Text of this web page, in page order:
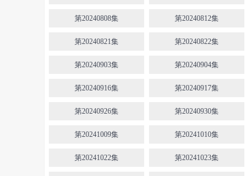
第20240808集 第20240812集
第20240821集 第20240822集
第20240903集 第20240904集
第20240916集 第20240917集
第20240926集 第20240930集
第20241009集 第20241010集
第20241022集 第20241023集